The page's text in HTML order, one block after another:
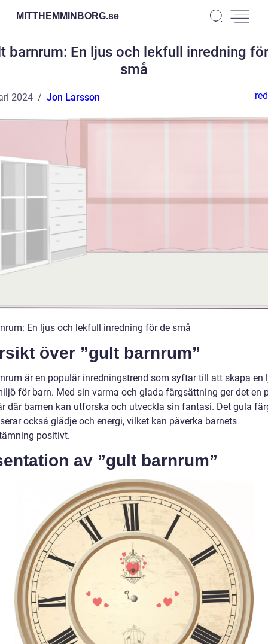
MITTHEMMINBORG.se
barnrum: En ljus och lekfull inredning
små
2024 Jon Larsson
En ljus och lekfull inredning för de små
över ”gult barnrum”
är en populär inredningstrend som syftar till att skapa en
för barn. Med sin varma och glada färgsättning ger det en
där barnen kan utforska och utveckla sin fantasi. Det gula
också glädje och energi, vilket kan påverka barnets
positivt.
av ”gult barnrum”